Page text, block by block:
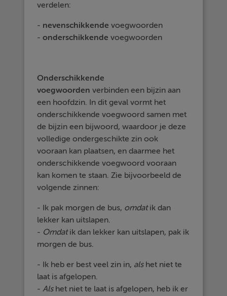
verdelen:
- nevenschikkende voegwoorden
-onderschikkende voegwoorden
Onderschikkende
voegwoorden verbinden een bijzin aan
een hoofdzin. In dit geval vormt het
onderschikkende voegwoord samen met
de bijzin een bijwoord, waardoor je deze
volledige ondergeschikte zin ook
vooraan kan plaatsen, en daarmee het
onderschikkende voegwoord vooraan
kan komen te staan. Zie bijvoorbeeld de
volgende zinnen:
- Ik pak morgen de bus, omdatik dan
lekker kan uitslapen.
- Omdatik dan lekker kan uitslapen, pak ik
morgen de bus.
- Ik heb er best veel zin in, alshet niet te
laat is afgelopen.
-Alshet niet te laat is afgelopen, heb ik er